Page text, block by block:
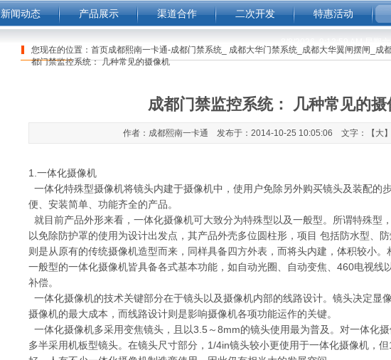
新闻动态 产品展示 渠道合作 二次开发 特惠活动
您现在的位置： 首页成都熙南一卡通-成都门禁系统_ 成都大华门禁系统_成都大华翼闸摆闸_成
都门禁监控系统： 几种常见的摄像机
成都门禁监控系统： 几种常见的摄
作者：成都熙南一卡通 发布于：2014-10-25 10:05:06 文字：【 大
1.一体化摄像机
一体化特殊型摄像机将镜头内建于摄像机中，使用户免除另外购买镜头及装配的
便、安装简单、功能齐全的产品。
就目前产品外形来看，一体化摄像机可大致分为特殊型以及一般型。所谓特殊型
以免除防护罩的使用为设计出发点，其产品外壳多位圆柱形，项目 包括防水型、
则是从原有的传统摄像机造型而来，同样具备四方外表，而将头内建，体积较小
一般型的一体化摄像机皆具备各式基本功能，如自动光圈、自动变焦、460电视线
补偿。
一体化摄像机的技术关键部分在于镜头以及摄像机内部的线路设计。镜头决定显
摄像机的最大成本，而线路设计则是影响摄像机各项功能运作的关键。
一体化摄像机多采用变焦镜头，且以3.5～8mm的镜头使用最为普及。对一体化
多半采用机板型镜头。在镜头尺寸部分，1/4in镜头较小更使用于一体化摄像机，